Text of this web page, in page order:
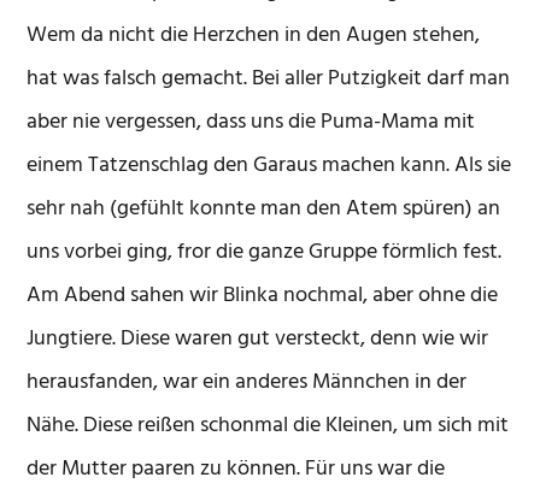
Wem da nicht die Herzchen in den Augen stehen,
hat was falsch gemacht. Bei aller Putzigkeit darf man
aber nie vergessen, dass uns die Puma-Mama mit
einem Tatzenschlag den Garaus machen kann. Als sie
sehr nah (gefühlt konnte man den Atem spüren) an
uns vorbei ging, fror die ganze Gruppe förmlich fest.
Am Abend sahen wir Blinka nochmal, aber ohne die
Jungtiere. Diese waren gut versteckt, denn wie wir
herausfanden, war ein anderes Männchen in der
Nähe. Diese reißen schonmal die Kleinen, um sich mit
der Mutter paaren zu können. Für uns war die